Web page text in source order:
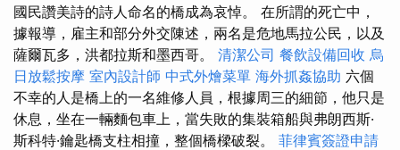
國民讚美詩的詩人命名的橋成為哀悼。 在所謂的死亡中，
據報導，雇主和部分外交陳述，兩名是危地馬拉公民，以及
薩爾瓦多，洪都拉斯和墨西哥。 清潔公司 餐飲設備回收 烏
日放鬆按摩 室內設計師 中式外燴菜單 海外抓姦協助 六個
不幸的人是橋上的一名維修人員，根據周三的細節，他只是
休息，坐在一輛麵包車上，當失敗的集裝箱船與弗朗西斯·
斯科特·鑰匙橋支柱相撞，整個橋樑破裂。 菲律賓簽證申請